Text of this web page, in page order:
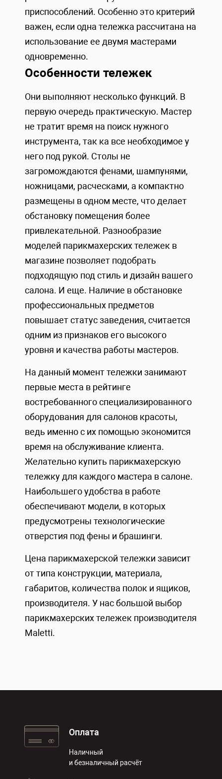
приспособлений. Особенно это критерий
важен, если одна тележка рассчитана на
использование ее двумя мастерами
одновременно.
Особенности тележек
Они выполняют несколько функций. В
первую очередь практическую. Мастер
не тратит время на поиск нужного
инструмента, так ка все необходимое у
него под рукой. Столы не
загромождаются фенами, шампунями,
ножницами, расческами, а компактно
размещены в одном месте, что делает
обстановку помещения более
привлекательной. Разнообразие
моделей парикмахерских тележек в
магазине позволяет подобрать
подходящую под стиль и дизайн вашего
салона. И еще. Наличие в обстановке
профессиональных предметов
повышает статус заведения, считается
одним из признаков его высокого
уровня и качества работы мастеров.
На данный момент тележки занимают
первые места в рейтинге
востребованного специализированного
оборудования для салонов красоты,
ведь именно с их помощью экономится
время на обслуживание клиента.
Желательно купить парикмахерскую
тележку для каждого мастера в салоне.
Наибольшего удобства в работе
обеспечивают модели, в которых
предусмотрены технологические
отверстия под фены и брашинги.
Цена парикмахерской тележки зависит
от типа конструкции, материала,
габаритов, количества полок и ящиков,
производителя. У нас большой выбор
парикмахерских тележек производителя
Maletti.
Оплата
Наличный
и безналичный расчёт